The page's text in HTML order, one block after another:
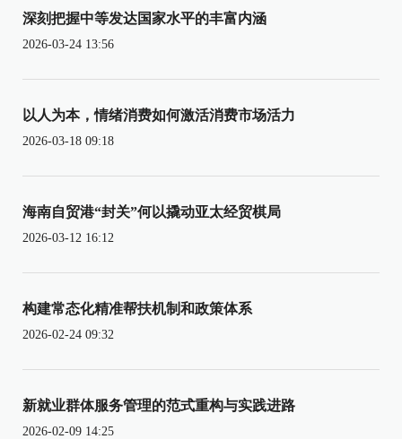
深刻把握中等发达国家水平的丰富内涵
2026-03-24 13:56
以人为本，情绪消费如何激活消费市场活力
2026-03-18 09:18
海南自贸港“封关”何以撬动亚太经贸棋局
2026-03-12 16:12
构建常态化精准帮扶机制和政策体系
2026-02-24 09:32
新就业群体服务管理的范式重构与实践进路
2026-02-09 14:25